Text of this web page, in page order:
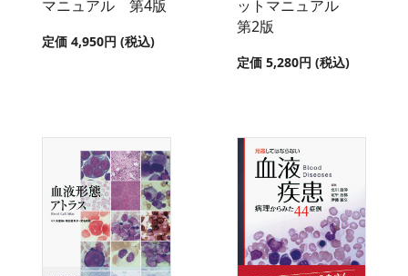
マニュアル 第4版
定価 4,950円 (税込)
ットマニュアル
第2版
定価 5,280円 (税込)